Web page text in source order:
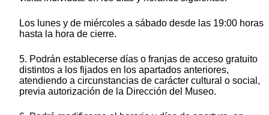
Los lunes y de miércoles a sábado desde las 19:00 horas
hasta la hora de cierre.
5. Podrán establecerse días o franjas de acceso gratuito
distintos a los fijados en los apartados anteriores,
atendiendo a circunstancias de carácter cultural o social,
previa autorización de la Dirección del Museo.